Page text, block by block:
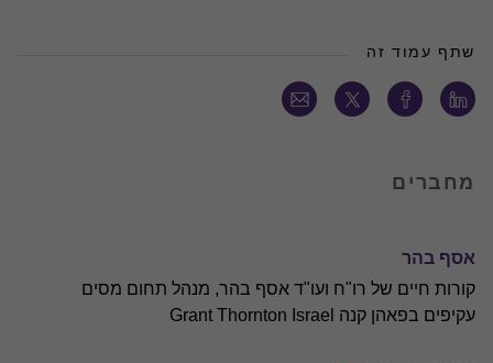
שתף עמוד זה
מחברים
אסף בהר
קורות חיים של רו"ח ועו"ד אסף בהר, מנהל תחום מסים
עקיפים בפאהן קנה Grant Thornton Israel